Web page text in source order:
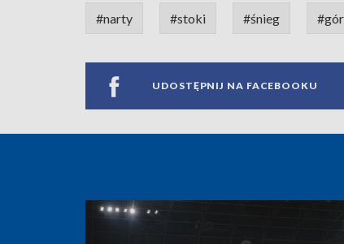
#narty #stoki #śnieg
UDOSTĘPNIJ NA FACEBOOKU